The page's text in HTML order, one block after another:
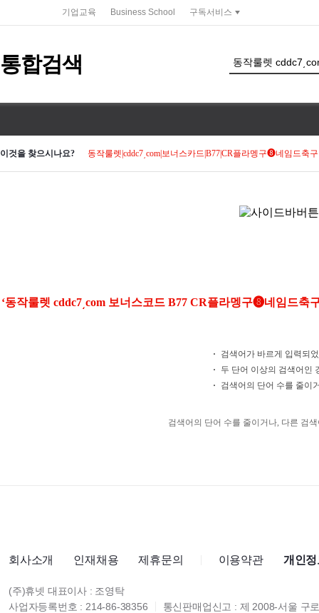
기업교육 Business School 구독서비스
통합검색
이것을 찾으시나요? 동작룰렛|cddc7͵com|보너스카드|B77|CR플라멩구❽네임드
‘동작룰렛 cddc7͵com 보너스코드 B77 CR플라멩구❽네임드
검색어가 바르게 입력되
두 단어 이상의 검색어인
검색어의 단어 수를 줄이
검색어의 단어 수를 줄이거나, 다른 검
회사소개 인재채용 제휴문의 이용약관 개인
(주)휴넷 대표이사 : 조영탁
사업자등록번호 : 214-86-38356
통신판매업신고 : 제 2008-서울 구